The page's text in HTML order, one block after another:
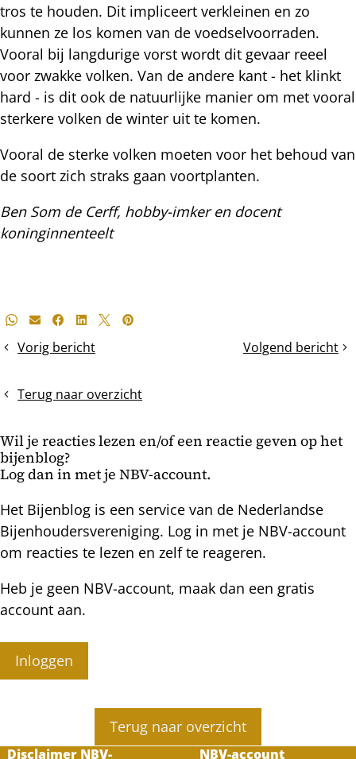
tros te houden. Dit impliceert verkleinen en zo
kunnen ze los komen van de voedselvoorraden.
Vooral bij langdurige vorst wordt dit gevaar reeel
voor zwakke volken. Van de andere kant - het klinkt
hard - is dit ook de natuurlijke manier om met vooral
sterkere volken de winter uit te komen.
Vooral de sterke volken moeten voor het behoud van
de soort zich straks gaan voortplanten.
Ben Som de Cerff, hobby-imker en docent
koninginnenteelt
Deel
bericht
Whatsapp
E-mailFacebook
LinkedIn
X Pinterest
Vorig bericht
Noodvoedering
de
Volgend bericht
35
geweldige
Terug naar overzicht
Wil je reacties lezen en/of een reactie geven op het
bijenblog?
Log dan in met je NBV-account.
Het Bijenblog is een service van de Nederlandse
Bijenhoudersvereniging. Log in met je NBV-account
om reacties te lezen en zelf te reageren.
Heb je geen NBV-account, maak dan een gratis
account aan.
Inloggen
Terug naar overzicht
Disclaimer NBV- NBV-account